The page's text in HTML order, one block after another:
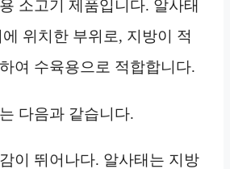
소고기 제품입니다. 알사태
위치한 부위로, 지방이 적
여 수육용으로 적합합니다.
다음과 같습니다.
이 뛰어나다. 알사태는 지방